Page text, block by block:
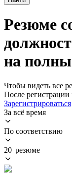
Резюме
на
Чтобы видеть все
После
Зарегистрироваться
За всё время
По соответствию
20 резюме